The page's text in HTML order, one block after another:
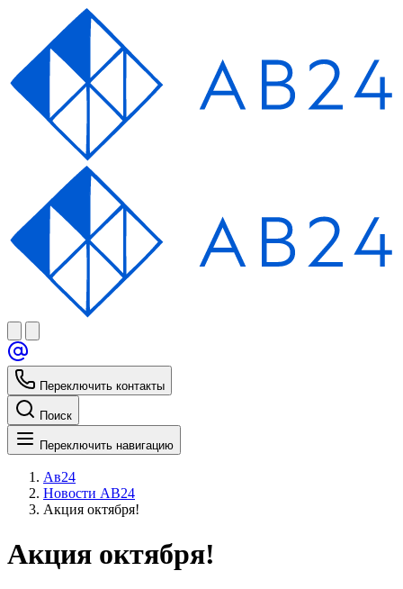
Переключить контакты
Поиск
Переключить навигацию
Ав24
Новости АВ24
Акция октября!
Акция октября!